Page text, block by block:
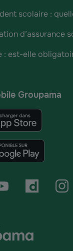
scolaire :
d’assurance
: est-elle
Groupama